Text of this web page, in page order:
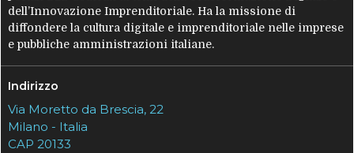
dell’Innovazione Imprenditoriale. Ha la missione di
diffondere la cultura digitale e imprenditoriale nelle imprese
e pubbliche amministrazioni italiane.
Indirizzo
Via Moretto da Brescia, 22
Milano - Italia
CAP 20133